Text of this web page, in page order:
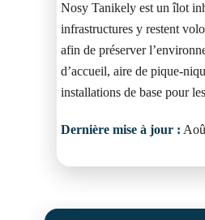
Nosy Tanikely est un îlot
infrastructures y restent
afin de préserver
d’accueil, aire de pique-
installations de base pour
Dernière mise à jour :